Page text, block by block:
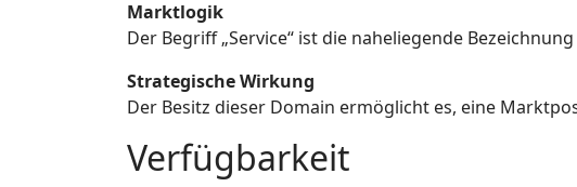
Marktlogik
Der Begriff „Service“ ist die naheliegende
Strategische Wirkung
Der Besitz dieser Domain ermöglicht es, eine
Verfügbarkeit